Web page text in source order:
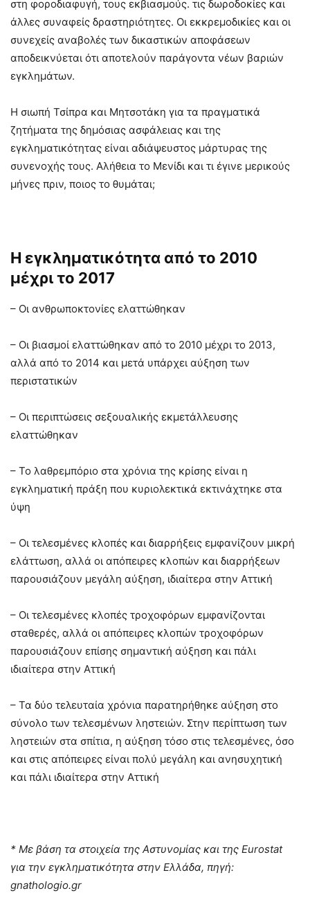
στη φοροδιαφυγή, τους εκβιασμούς. τις δωροδοκίες και
άλλες συναφείς δραστηριότητες. Οι εκκρεμοδικίες και οι
συνεχείς αναβολές των δικαστικών αποφάσεων
αποδεικνύεται ότι αποτελούν παράγοντα νέων βαριών
εγκλημάτων.
Η σιωπή Τσίπρα και Μητσοτάκη για τα πραγματικά
ζητήματα της δημόσιας ασφάλειας και της
εγκληματικότητας είναι αδιάψευστος μάρτυρας της
συνενοχής τους. Αλήθεια το Μενίδι και τι έγινε μερικούς
μήνες πριν, ποιος το θυμάται;
Η εγκληματικότητα από το 2010
μέχρι το 2017
– Οι ανθρωποκτονίες ελαττώθηκαν
– Οι βιασμοί ελαττώθηκαν από το 2010 μέχρι το 2013,
αλλά από το 2014 και μετά υπάρχει αύξηση των
περιστατικών
– Οι περιπτώσεις σεξουαλικής εκμετάλλευσης
ελαττώθηκαν
– Το λαθρεμπόριο στα χρόνια της κρίσης είναι η
εγκληματική πράξη που κυριολεκτικά εκτινάχτηκε στα
ύψη
– Οι τελεσμένες κλοπές και διαρρήξεις εμφανίζουν μικρή
ελάττωση, αλλά οι απόπειρες κλοπών και διαρρήξεων
παρουσιάζουν μεγάλη αύξηση, ιδιαίτερα στην Αττική
– Οι τελεσμένες κλοπές τροχοφόρων εμφανίζονται
σταθερές, αλλά οι απόπειρες κλοπών τροχοφόρων
παρουσιάζουν επίσης σημαντική αύξηση και πάλι
ιδιαίτερα στην Αττική
– Τα δύο τελευταία χρόνια παρατηρήθηκε αύξηση στο
σύνολο των τελεσμένων ληστειών. Στην περίπτωση των
ληστειών στα σπίτια, η αύξηση τόσο στις τελεσμένες, όσο
και στις απόπειρες είναι πολύ μεγάλη και ανησυχητική
και πάλι ιδιαίτερα στην Αττική
* Με βάση τα στοιχεία της Αστυνομίας και της Eurostat
για την εγκληματικότητα στην Ελλάδα, πηγή:
gnathologio.gr